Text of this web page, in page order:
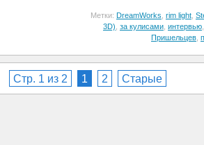
Метки: DreamWorks rim light
3D) за кулисами интервью
Пришельцев
Стр. 1 из 2 1 2 Старые